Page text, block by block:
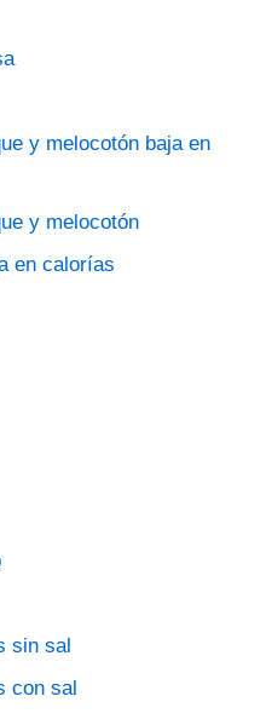
y melocotón baja en
y melocotón
en calorías
sin sal
con sal